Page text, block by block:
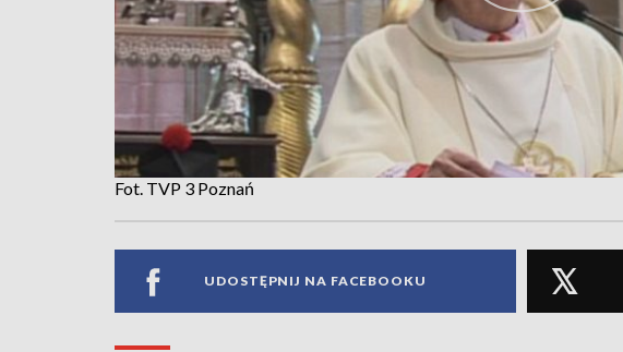
Fot. TVP 3 Poznań
UDOSTĘPNIJ NA FACEBOOKU